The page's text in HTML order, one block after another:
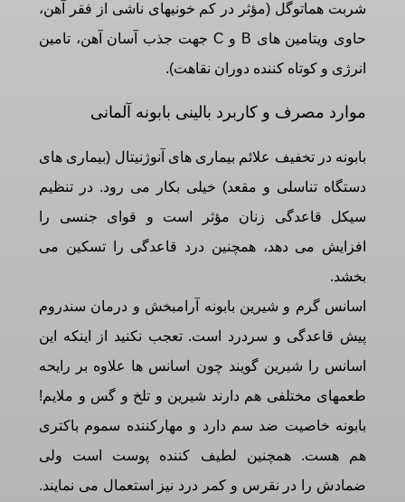
شربت هماتوگل (مؤثر در کم خونیهای ناشی از فقر آهن،
حاوی ویتامین های B و C جهت جذب آسان آهن، تامین
انرژی و کوتاه کننده دوران نقاهت).
موارد مصرف و کاربرد بالینی بابونه آلمانی
بابونه در تخفیف علائم بیماری های آنوژنیتال (بیماری های
دستگاه تناسلی و مقعد) خیلی بکار می رود. در تنظیم
سیکل قاعدگی زنان مؤثر است و قوای جنسی را
افزایش می دهد، همچنین درد قاعدگی را تسکین می
بخشد.
اسانس گرم و شیرین بابونه آرامبخش و درمان سندروم
پیش قاعدگی و سردرد است. تعجب نکنید از اینکه این
اسانس را شیرین گویند چون اسانس ها علاوه بر رایحه
طعمهای مختلفی هم دارند شیرین و تلخ و گس و ملایم!
بابونه خاصیت ضد سم دارد و مهارکننده سموم باکتری
هم هست. همچنین لطیف کننده پوست است ولی
ضمادش را در نقرس و کمر درد نیز استعمال می نمایند.